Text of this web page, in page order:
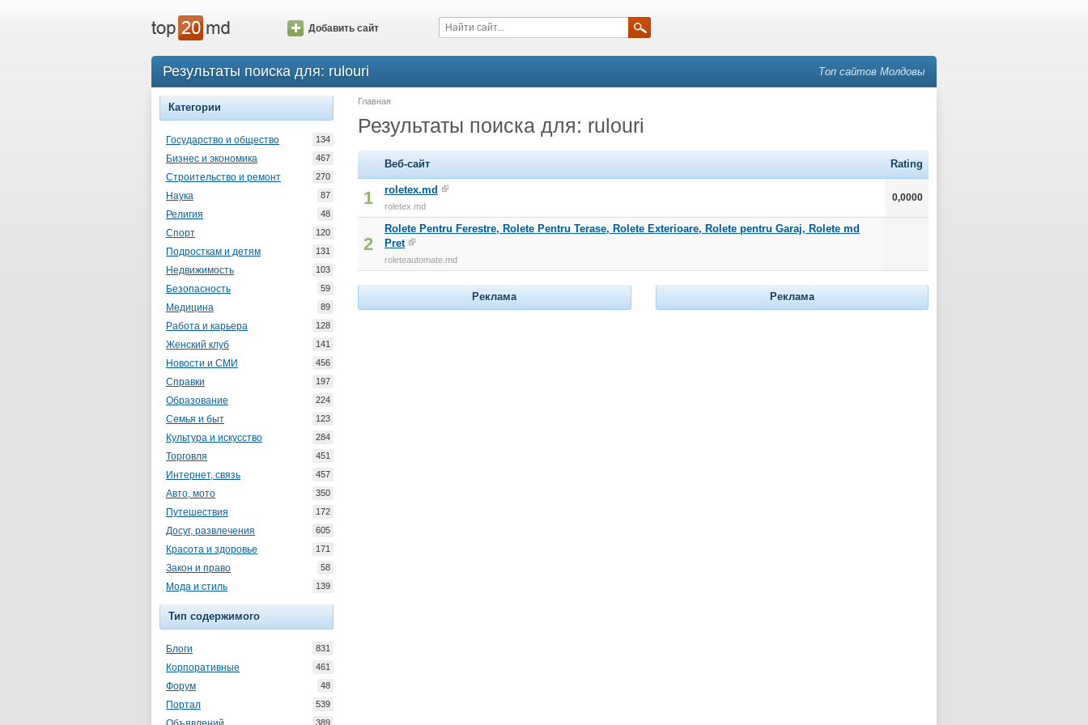
Добавить сайт
Результаты поиска для: rulouri Топ сайтов Молдовы
Категории
Государство и общество 134
Бизнес и экономика 467
Строительство и ремонт 270
Наука 87
Религия 48
Спорт 120
Подросткам и детям 131
Недвижимость 103
Безопасность 59
Медицина 89
Работа и карьера 128
Женский клуб 141
Новости и СМИ 456
Справки 197
Образование 224
Семья и быт 123
Культура и искусство 284
Торговля 451
Интернет, связь 457
Авто, мото 350
Путешествия 172
Досуг, развлечения 605
Красота и здоровье 171
Закон и право 58
Мода и стиль 139
Тип содержимого
Блоги 831
Корпоративные 461
Форум 48
Портал 539
389
Главная
Результаты поиска для: rulouri
Веб-сайт Rating
1 roletex.md
roletex.md
0,0000
2
Rolete Pentru Ferestre, Rolete Pentru Terase, Rolete Exterioare, Rolete pentru Garaj, Rolete md
Pret
roleteautomate.md
Реклама Реклама